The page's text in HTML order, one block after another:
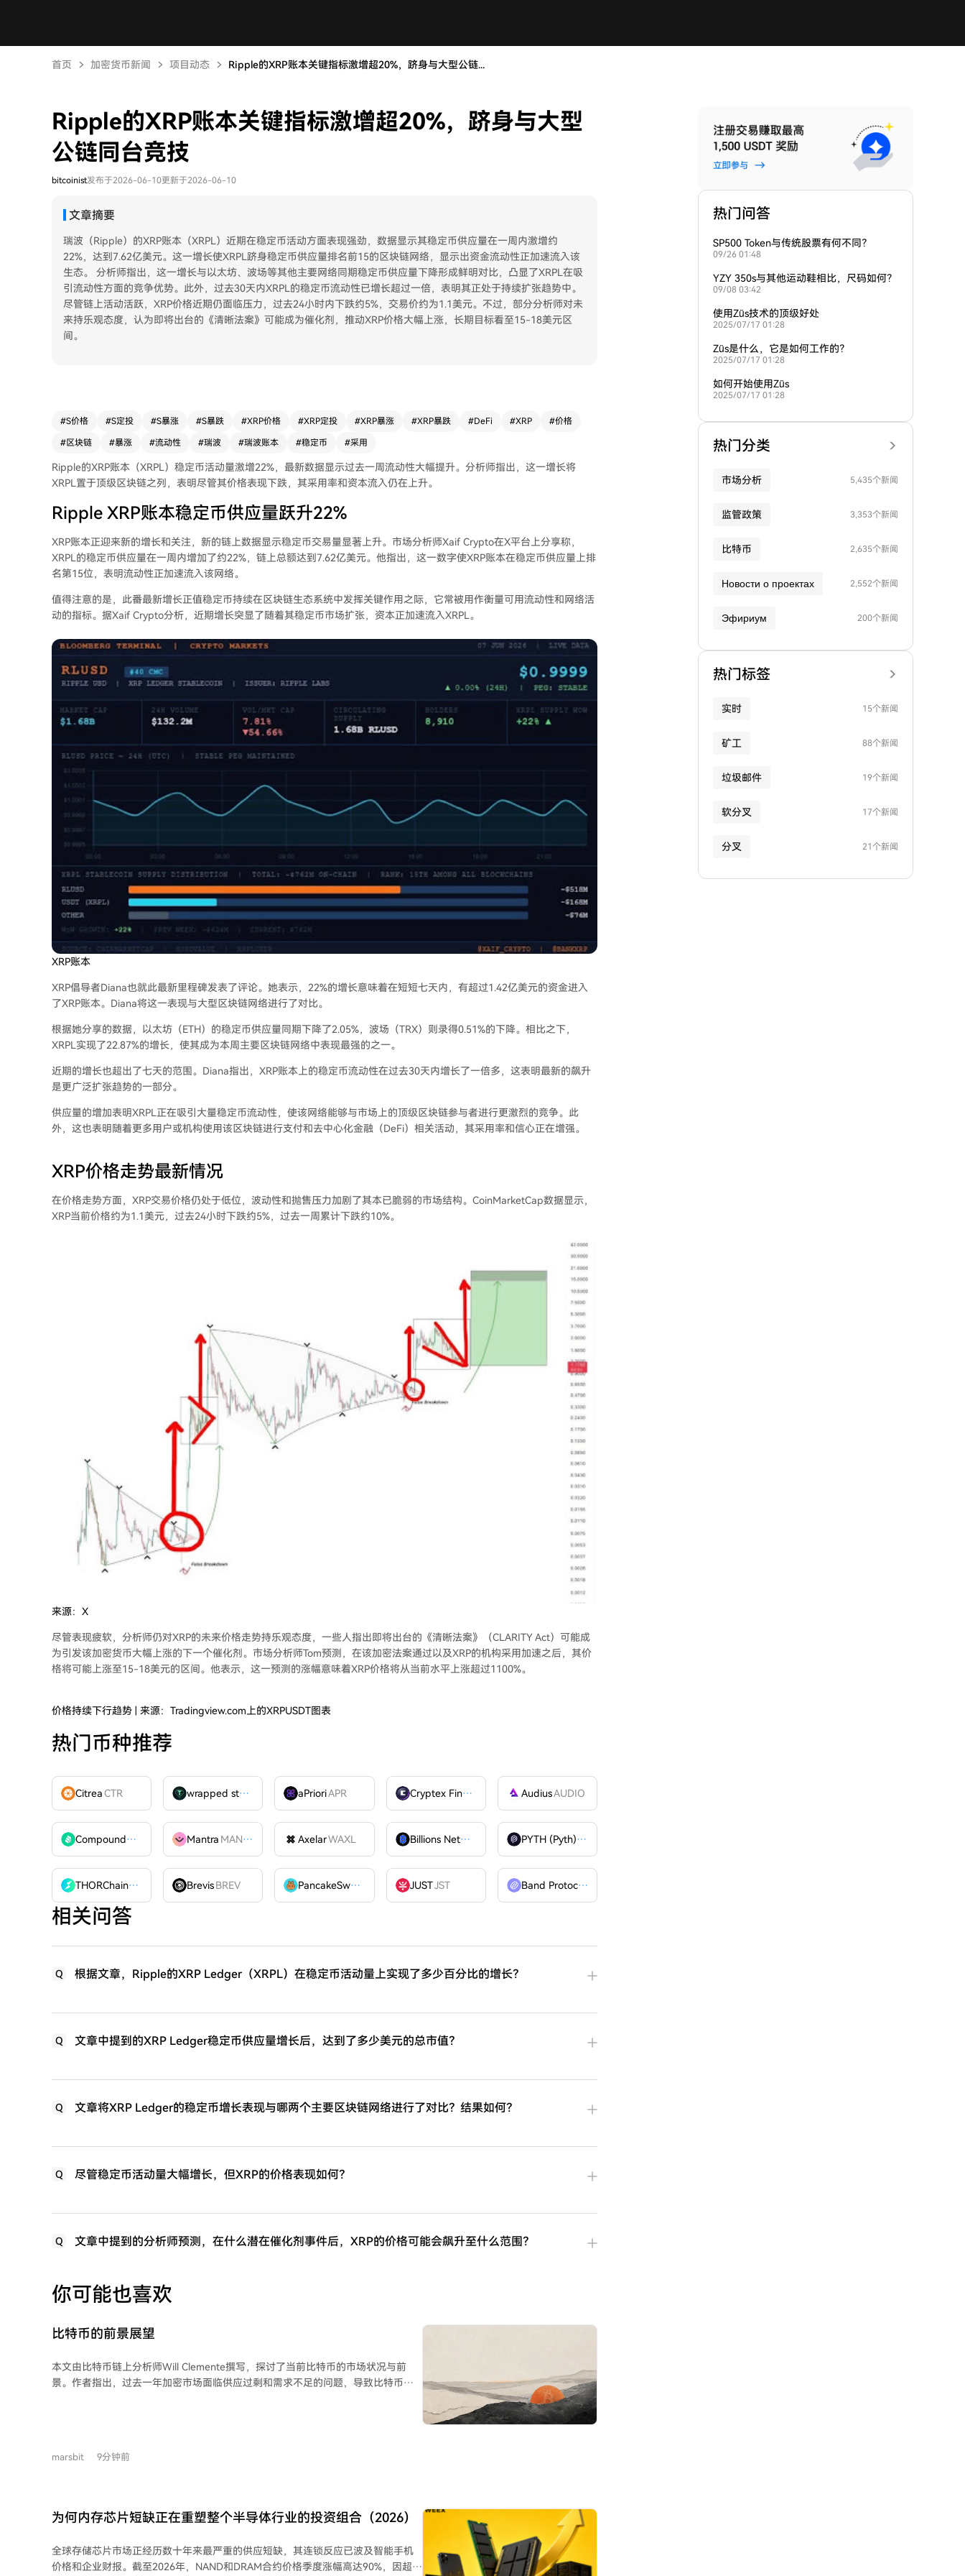
首页 加密货币新闻 项目动态 Ripple的XRP账本关键指标激增超20%，跻身与大型公链...
Ripple的XRP账本关键指标激增超20%，跻身与大型
公链同台竞技
bitcoinist发布于2026-06-10更新于2026-06-10
文章摘要
瑞波（Ripple）的XRP账本（XRPL）近期在稳定币活动方面表现强劲，数据显示其稳定币供应量在一周内激增约
22%，达到7.62亿美元。这一增长使XRPL跻身稳定币供应量排名前15的区块链网络，显示出资金流动性正加速流入该
生态。 分析师指出，这一增长与以太坊、波场等其他主要网络同期稳定币供应量下降形成鲜明对比，凸显了XRPL在吸
引流动性方面的竞争优势。此外，过去30天内XRPL的稳定币流动性已增长超过一倍，表明其正处于持续扩张趋势中。
尽管链上活动活跃，XRP价格近期仍面临压力，过去24小时内下跌约5%，交易价约为1.1美元。不过，部分分析师对未
来持乐观态度，认为即将出台的《清晰法案》可能成为催化剂，推动XRP价格大幅上涨，长期目标看至15-18美元区
间。
#S价格 #S定投 #S暴涨 #S暴跌 #XRP价格 #XRP定投 #XRP暴涨 #XRP暴跌 #DeFi #XRP #价格
#区块链 #暴涨 #流动性 #瑞波 #瑞波账本 #稳定币 #采用
Ripple的XRP账本（XRPL）稳定币活动量激增22%，最新数据显示过去一周流动性大幅提升。分析师指出，这一增长将
XRPL置于顶级区块链之列，表明尽管其价格表现下跌，其采用率和资本流入仍在上升。
Ripple XRP账本稳定币供应量跃升22%
XRP账本正迎来新的增长和关注，新的链上数据显示稳定币交易量显著上升。市场分析师Xaif Crypto在X平台上分享称，
XRPL的稳定币供应量在一周内增加了约22%，链上总额达到7.62亿美元。他指出，这一数字使XRP账本在稳定币供应量上排
名第15位，表明流动性正加速流入该网络。
值得注意的是，此番最新增长正值稳定币持续在区块链生态系统中发挥关键作用之际，它常被用作衡量可用流动性和网络活
动的指标。据Xaif Crypto分析，近期增长突显了随着其稳定币市场扩张，资本正加速流入XRPL。
XRP账本
XRP倡导者Diana也就此最新里程碑发表了评论。她表示，22%的增长意味着在短短七天内，有超过1.42亿美元的资金进入
了XRP账本。Diana将这一表现与大型区块链网络进行了对比。
根据她分享的数据， 以太坊（ETH）的稳定币供应量同期下降了2.05%，波场（TRX）则录得0.51%的下降。相比之下，
XRPL实现了22.87%的增长，使其成为本周主要区块链网络中表现最强的之一。
近期的增长也超出了七天的范围。Diana指出，XRP账本上的稳定币流动性在过去30天内增长了一倍多，这表明最新的飙升
是更广泛扩张趋势的一部分。
供应量的增加表明XRPL正在吸引大量稳定币流动性，使该网络能够与市场上的顶级区块链参与者进行更激烈的竞争。此
外，这也表明随着更多用户或机构使用该区块链进行支付和去中心化金融（DeFi）相关活动， 其采用率和信心正在增强。
XRP价格走势最新情况
在价格走势方面， XRP交易价格仍处于低位，波动性和抛售压力加剧了其本已脆弱的市场结构。CoinMarketCap数据显示，
XRP当前价格约为1.1美元，过去24小时下跌约5%，过去一周累计下跌约10%。
来源：X
尽管表现疲软， 分析师仍对XRP的未来价格走势持乐观态度，一些人指出即将出台的 《清晰法案》（CLARITY Act） 可能成
为引发该加密货币大幅上涨的下一个催化剂。市场分析师Tom预测 ，在该加密法案通过以及XRP的机构采用加速之后，其价
格将可能上涨至15-18美元的区间。他表示，这一预测的涨幅意味着XRP价格将从当前水平上涨超过1100%。
价格持续下行趋势 | 来源：Tradingview.com上的XRPUSDT图表
热门币种推荐
CitreaCTR wrapped stUSDT WSTUSDTaPrioriAPR Cryptex Finance AudiusAUDIO
Compound
COMP Mantra MANTRA AxelarWAXL Billions Network PYTH (Pyth)
PYTH
THORChain
RUNE BrevisBREV PancakeSwap JUSTJST Band ProtocolBAND
相关问答
Q 根据文章，Ripple的XRP Ledger（XRPL）在稳定币活动量上实现了多少百分比的增长？
Q 文章中提到的XRP Ledger稳定币供应量增长后，达到了多少美元的总市值？
Q 文章将XRP Ledger的稳定币增长表现与哪两个主要区块链网络进行了对比？结果如何？
Q 尽管稳定币活动量大幅增长，但XRP的价格表现如何？
Q 文章中提到的分析师预测，在什么潜在催化剂事件后，XRP的价格可能会飙升至什么范围？
你可能也喜欢
比特币的前景展望
本文由比特币链上分析师Will Clemente撰写，探讨了当前比特币的市场状况与前
景。作者指出，过去一年加密市场面临供应过剩和需求不足的问题，导致比特币表
市场交易量低迷，衍生品市场情绪冷淡。 市场面临的压制因素，如数字资产财库公
确的短期催化剂，但比特币的低相关性可能吸引大型机构进行分散化配置。当前价
位已具备长期投资价值，建议投资者可考虑分批定投或利用低波动率环境通过期权
注。
marsbit 9分钟前
为何内存芯片短缺正在重塑整个半导体行业的投资组合（2026）
全球存储芯片市场正经历数十年来最严重的供应短缺，其连锁反应已波及智能手机
价格和企业财报。截至2026年，NAND和DRAM合约价格季度涨幅高达90%，因超大
热门问答
SP500 Token与传统股票有何不同？
09/26 01:48
YZY 350s与其他运动鞋相比，尺码如何？
09/08 03:42
使用Züs技术的顶级好处
2025/07/17 01:28
Züs是什么，它是如何工作的？
2025/07/17 01:28
如何开始使用Züs
2025/07/17 01:28
热门分类
市场分析 5,435个新闻
监管政策 3,353个新闻
比特币 2,635个新闻
Новости о проектах 2,552个新闻
Эфириум 200个新闻
热门标签
实时 15个新闻
矿工 88个新闻
垃圾邮件 19个新闻
软分叉 17个新闻
分叉 21个新闻